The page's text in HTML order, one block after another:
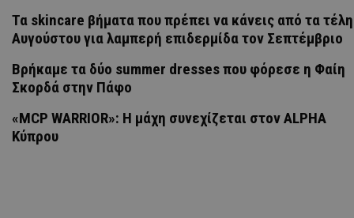
Τα skincare βήματα που πρέπει να κάνεις από τα τέλη
Αυγούστου για λαμπερή επιδερμίδα τον Σεπτέμβριο
Βρήκαμε τα δύο summer dresses που φόρεσε η Φαίη
Σκορδά στην Πάφο
«MCP WARRIOR»: Η μάχη συνεχίζεται στον ALPHA
Κύπρου